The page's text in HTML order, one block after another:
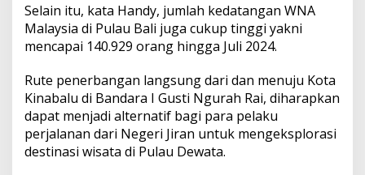
Selain itu, kata Handy, jumlah kedatangan WNA
Malaysia di Pulau Bali juga cukup tinggi yakni
mencapai 140.929 orang hingga Juli 2024.
Rute penerbangan langsung dari dan menuju Kota
Kinabalu di Bandara I Gusti Ngurah Rai, diharapkan
dapat menjadi alternatif bagi para pelaku
perjalanan dari Negeri Jiran untuk mengeksplorasi
destinasi wisata di Pulau Dewata.